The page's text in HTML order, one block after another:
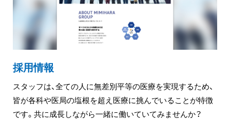
採用情報
スタッフは、全ての人に無差別平等の医療を実現するため、
皆が各科や医局の塩根を超え医療に挑んでいることが特徴
です。共に成長しながら一緒に働いていてみませんか？